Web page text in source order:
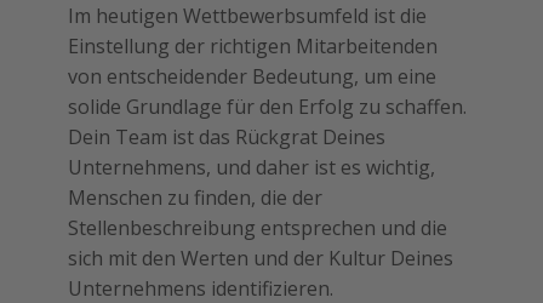
Im heutigen Wettbewerbsumfeld ist die
Einstellung der richtigen Mitarbeitenden
von entscheidender Bedeutung, um eine
solide Grundlage für den Erfolg zu schaffen.
Dein Team ist das Rückgrat Deines
Unternehmens, und daher ist es wichtig,
Menschen zu finden, die der
Stellenbeschreibung entsprechen und die
sich mit den Werten und der Kultur Deines
Unternehmens identifizieren.